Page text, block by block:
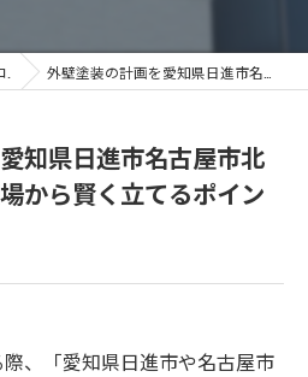
外壁塗装の計画を愛知県日進市名古屋市北区で助成や費用相場から賢く立てるポイント
知県日進市名古屋市北
から賢く立てるポイン
、「愛知県日進市や名古屋市